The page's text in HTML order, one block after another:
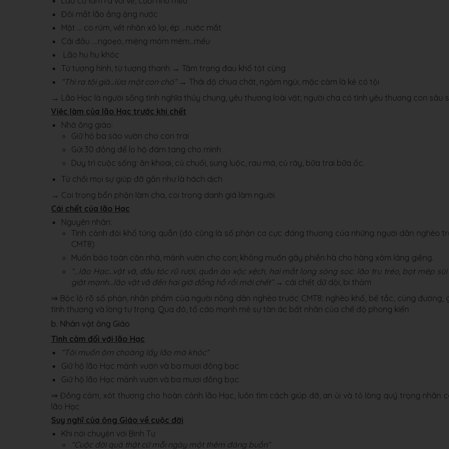
Đôi mắt lão ầng ậng nước
Mặt … co rúm, vết nhăn xô lại, ép …nước mắt
Cái đầu ….ngoẹo, miệng móm mém…mếu
Lão hu hu khóc
Từ tượng hình, từ tượng thanh → Tâm trạng đau khổ tột cùng
“Thì ra tôi già…lừa một con chó”→ Thái độ chua chát, ngậm ngùi, mặc cảm là kẻ có tội
→ Lão Hạc là người sống tình nghĩa thủy chung, yêu thương loài vật; người cha có tình yêu thương con sâu
Việc làm của lão Hạc trước khi chết
Nhờ ông giáo:
Giữ hộ ba sào vườn cho con trai
Gửi 30 đồng để lo hộ đám tang cho mình
Duy trì cuộc sống: ăn khoai, củ chuối, sung luộc, rau má, củ ráy, bữa trai bữa ốc.
Từ chối mọi sự giúp đỡ gần như là hách dịch
→ Coi trọng bổn phận làm cha, coi trọng danh giá làm người.
Cái chết của lão Hạc
Nguyên nhân:
Tình cảnh đói khổ túng quẫn (đó cũng là số phận cơ cực đáng thương của những người dân nghèo
CMT8)
Muốn bảo toàn căn nhà, mảnh vườn cho con; không muốn gây phiền hà cho hàng xóm láng giềng.
“…lão Hạc…vật vã, đầu tóc rũ rượi, quần áo xộc xệch, hai mắt long sòng sọc. lão tru tréo, bọt mép
giật mạnh…lão vật vã đến hai giờ đồng hồ rồi mới chết”.→ cái chết dữ dội, bi thảm
⇒ Bộc lộ rõ số phận, nhân phẩm của người nông dân nghèo trước CMT8: nghèo khổ, bế tắc, cùng đường,
tình thương và lòng tự trọng. Qua đó, tố cáo mạnh mẽ sự tàn ác bất nhân của chế độ phong kiến
b. Nhân vật ông Giáo
Tình cảm đối với lão Hạc
“Tôi muốn ôm choàng lấy lão mà khóc”
Giữ hộ lão Hạc mảnh vườn và ba mươi đồng bạc
Giữ hộ lão Hạc mảnh vườn và ba mươi đồng bạc
⇒ Đồng cảm, xót thương cho hoàn cảnh lão Hạc, luôn tìm cách giúp đỡ, an ủi và tỏ lòng quý trọng nhân
lão Hạc
Suy nghĩ của ông Giáo về cuộc đời
Khi nói chuyện với Binh Tư
“Cuộc đời quả thật cứ mỗi ngày một thêm đáng buồn”